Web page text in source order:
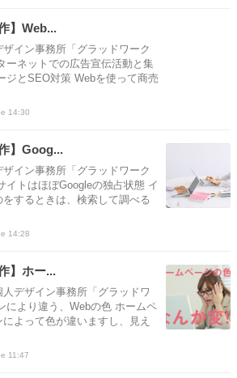
】Web...
イン事務所「グラッドワーク
ーネットでの広告宣伝活動と集
ジとSEO対策 Webを使って商売
14:30
】Goog...
イン事務所「グラッドワーク
イトはほぼGoogleの独占状態 イ
するときは、検索して調べる
14:28
】ホー...
デザイン事務所「グラッドワ
により違う、Webの色 ホームペ
よって色が違いますし、見え
11:47